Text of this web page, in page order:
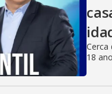
Cerca
18